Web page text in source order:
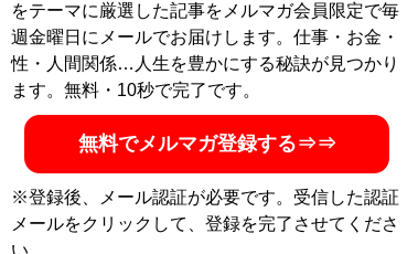
をテーマに厳選した記事をメルマガ会員限定で毎
週金曜日にメールでお届けします。仕事・お金・
性・人間関係…人生を豊かにする秘訣が見つかり
ます。無料・10秒で完了です。
無料でメルマガ登録する⇒⇒
※登録後、メール認証が必要です。受信した認証
メールをクリックして、登録を完了させてくださ